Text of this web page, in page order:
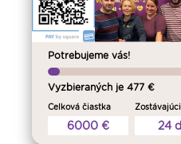
Potrebujeme vás!
Vyzbieraných je 477 €
Celková čiastka
6000 € 24